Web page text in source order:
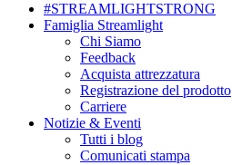
#STREAMLIGHTSTRONG
Famiglia Streamlight
Chi Siamo
Feedback
Acquista attrezzatura
Registrazione del prodotto
Carriere
Notizie & Eventi
Tutti i blog
Comunicati stampa